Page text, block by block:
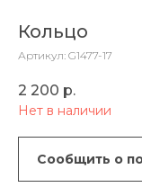
Кольцо
Артикул: G1477-17
2 200 р.
Нет в наличии
Сообщить о